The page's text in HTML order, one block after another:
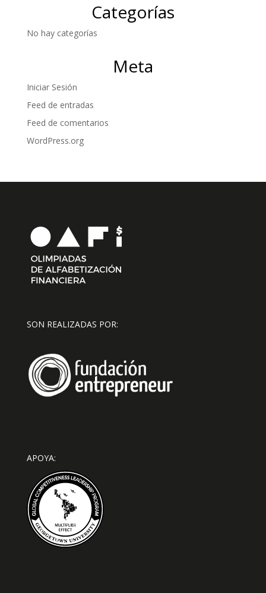
Categorías
No hay categorías
Meta
Iniciar Sesión
Feed de entradas
Feed de comentarios
WordPress.org
SON REALIZADAS POR:
APOYA: